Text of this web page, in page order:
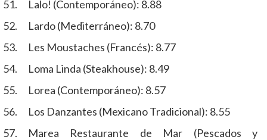
Lalo! (Contemporáneo): 8.88
Lardo (Mediterráneo): 8.70
Les Moustaches (Francés): 8.77
Loma Linda (Steakhouse): 8.49
Lorea (Contemporáneo): 8.57
Los Danzantes (Mexicano Tradicional): 8.55
Marea Restaurante de Mar (Pescados y